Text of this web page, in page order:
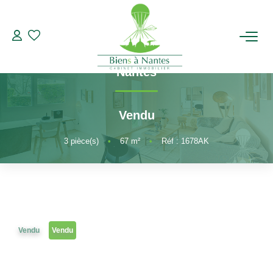
ACHETER
ESTIMER
Référence 1678AK
Appartement à vendre Nantes 3 pièces
Nantes
Vendu
3 pièce(s) • 67 m² • Réf : 1678AK
Vendu Vendu